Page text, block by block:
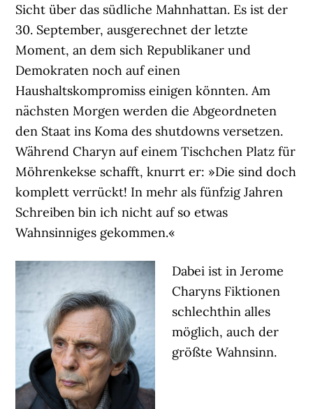
Sicht über das südliche Mahnhattan. Es ist der
30. September, ausgerechnet der letzte
Moment, an dem sich Republikaner und
Demokraten noch auf einen
Haushaltskompromiss einigen könnten. Am
nächsten Morgen werden die Abgeordneten
den Staat ins Koma des shutdowns versetzen.
Während Charyn auf einem Tischchen Platz für
Möhrenkekse schafft, knurrt er: »Die sind doch
komplett verrückt! In mehr als fünfzig Jahren
Schreiben bin ich nicht auf so etwas
Wahnsinniges gekommen.«
Dabei ist in Jerome
Charyns Fiktionen
schlechthin alles
möglich, auch der
größte Wahnsinn.